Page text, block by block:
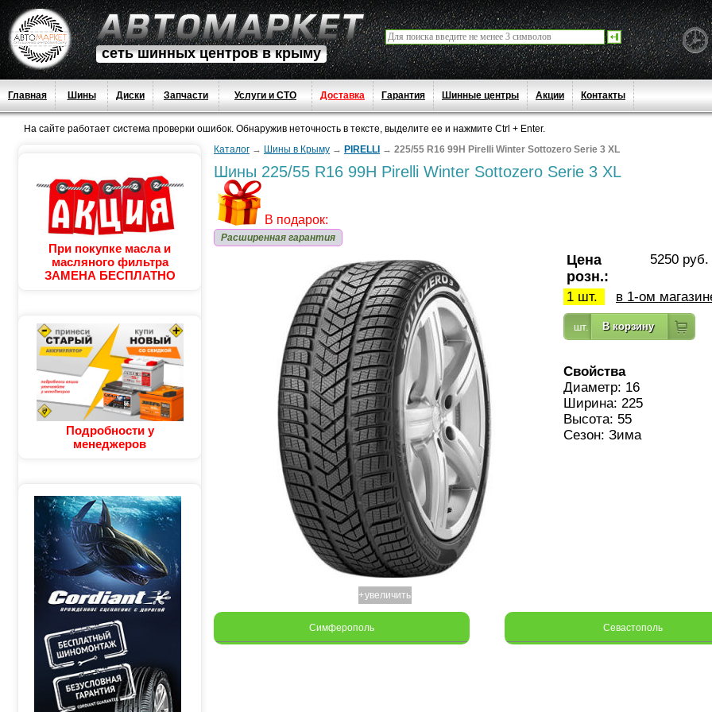
сеть шинных центров в крыму
Главная Шины Диски Запчасти Услуги и СТО Доставка Гарантия Шинные центры Акции Контакты
На сайте работает система проверки ошибок. Обнаружив неточность в тексте, выделите ее и нажмите Ctrl + Enter.
При покупке масла и
масляного фильтра
ЗАМЕНА БЕСПЛАТНО
Подробности у
менеджеров
Каталог → Шины в Крыму → PIRELLI → 225/55 R16 99H Pirelli Winter Sottozero Serie 3 XL
Шины 225/55 R16 99H Pirelli Winter Sottozero Serie 3 XL
В подарок:
Расширенная гарантия
+увеличить
Цена
розн.:
5250 руб.
1 шт. в 1-ом
Свойства
Диаметр: 16
Ширина: 225
Высота: 55
Сезон: Зима
Симферополь Севастополь